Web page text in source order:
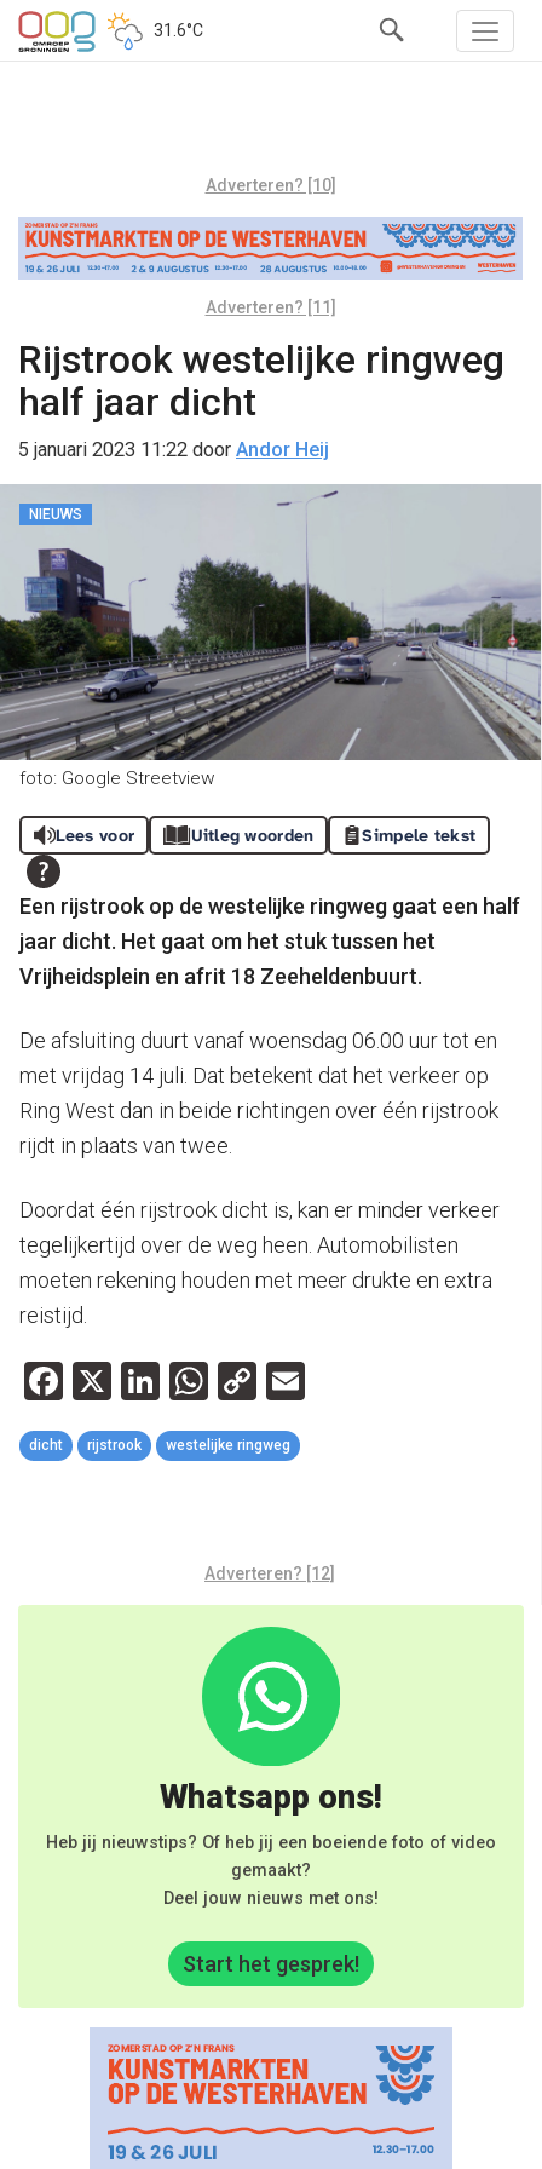
31.6°C
Adverteren? [10]
Adverteren? [11]
Rijstrook westelijke ringweg
half jaar dicht
5 januari 2023 11:22 door Andor Heij
NIEUWS
foto: Google Streetview
Lees voor Uitleg woorden Simpele tekst
Een rijstrook op de westelijke ringweg gaat een half
jaar dicht. Het gaat om het stuk tussen het
Vrijheidsplein en afrit 18 Zeeheldenbuurt.
De afsluiting duurt vanaf woensdag 06.00 uur tot en
met vrijdag 14 juli. Dat betekent dat het verkeer op
Ring West dan in beide richtingen over één rijstrook
rijdt in plaats van twee.
Doordat één rijstrook dicht is, kan er minder verkeer
tegelijkertijd over de weg heen. Automobilisten
moeten rekening houden met meer drukte en extra
reistijd.
Facebook
X LinkedIn
WhatsApp
Copy
Link
dicht rijstrook westelijke ringweg
Adverteren? [12]
Whatsapp ons!
Heb jij nieuwstips? Of heb jij een boeiende foto of video
gemaakt?
Deel jouw nieuws met ons!
Start het gesprek!